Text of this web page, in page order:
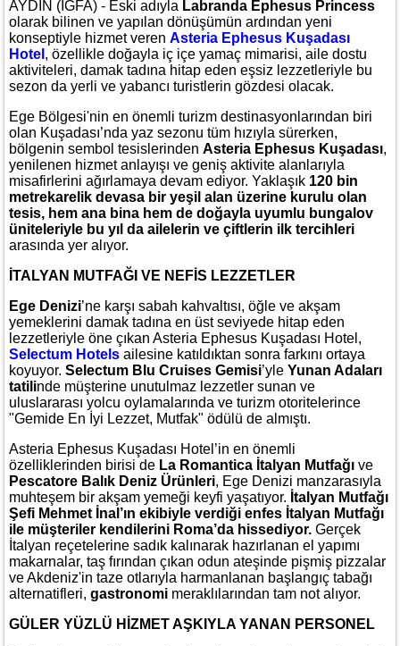
AYDIN (İGFA) - Eski adıyla Labranda Ephesus Princess
olarak bilinen ve yapılan dönüşümün ardından yeni
konseptiyle hizmet veren Asteria Ephesus Kuşadası
Hotel , özellikle doğayla iç içe yamaç mimarisi, aile dostu
aktiviteleri, damak tadına hitap eden eşsiz lezzetleriyle bu
sezon da yerli ve yabancı turistlerin gözdesi olacak.
Ege Bölgesi'nin en önemli turizm destinasyonlarından biri
olan Kuşadası’nda yaz sezonu tüm hızıyla sürerken,
bölgenin sembol tesislerinden Asteria Ephesus Kuşadası,
yenilenen hizmet anlayışı ve geniş aktivite alanlarıyla
misafirlerini ağırlamaya devam ediyor. Yaklaşık 120 bin
metrekarelik devasa bir yeşil alan üzerine kurulu olan
tesis, hem ana bina hem de doğayla uyumlu bungalov
üniteleriyle bu yıl da ailelerin ve çiftlerin ilk tercihleri
arasında yer alıyor.
İTALYAN MUTFAĞI VE NEFİS LEZZETLER
Ege Denizi’ne karşı sabah kahvaltısı, öğle ve akşam
yemeklerini damak tadına en üst seviyede hitap eden
lezzetleriyle öne çıkan Asteria Ephesus Kuşadası Hotel,
Selectum Hotels ailesine katıldıktan sonra farkını ortaya
koyuyor. Selectum Blu Cruises Gemisi’yle Yunan Adaları
tatilinde müşterine unutulmaz lezzetler sunan ve
uluslararası yolcu oylamalarında ve turizm otoritelerince
"Gemide En İyi Lezzet, Mutfak" ödülü de almıştı.
Asteria Ephesus Kuşadası Hotel’in en önemli
özelliklerinden birisi de La Romantica İtalyan Mutfağı ve
Pescatore Balık Deniz Ürünleri, Ege Denizi manzarasıyla
muhteşem bir akşam yemeği keyfi yaşatıyor. İtalyan Mutfağı
Şefi Mehmet İnal’ın ekibiyle verdiği enfes İtalyan Mutfağı
ile müşteriler kendilerini Roma’da hissediyor. Gerçek
İtalyan reçetelerine sadık kalınarak hazırlanan el yapımı
makarnalar, taş fırından çıkan odun ateşinde pişmiş pizzalar
ve Akdeniz'in taze otlarıyla harmanlanan başlangıç tabağı
alternatifleri, gastronomi meraklılarından tam not alıyor.
GÜLER YÜZLÜ HİZMET AŞKIYLA YANAN PERSONEL